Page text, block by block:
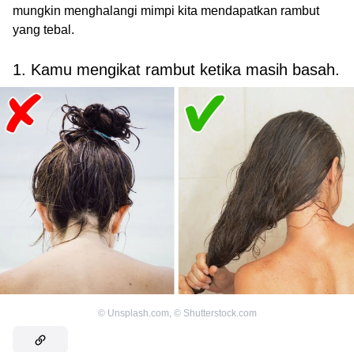
mungkin menghalangi mimpi kita mendapatkan rambut
yang tebal.
1. Kamu mengikat rambut ketika masih basah.
© Unsplash.com, © Shutterstock.com